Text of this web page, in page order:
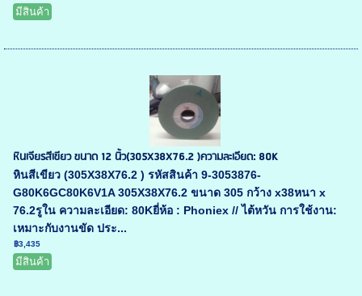
มีสินค้า
หินเจียรสีเขียว ขนาด 12 นิ้ว(305X38X76.2 )ความละเอียด: 80K
หินสีเขียว (305X38X76.2 ) รหัสสินค้า 9-3053876-
G80K6GC80K6V1A 305X38X76.2 ขนาด 305 กว้าง x38หนา x
76.2รูใน ความละเอียด: 80Kยี่ห้อ : Phoniex // ไต้หวัน การใช้งาน:
เหมาะกับงานขัด ประ...
฿3,435
มีสินค้า